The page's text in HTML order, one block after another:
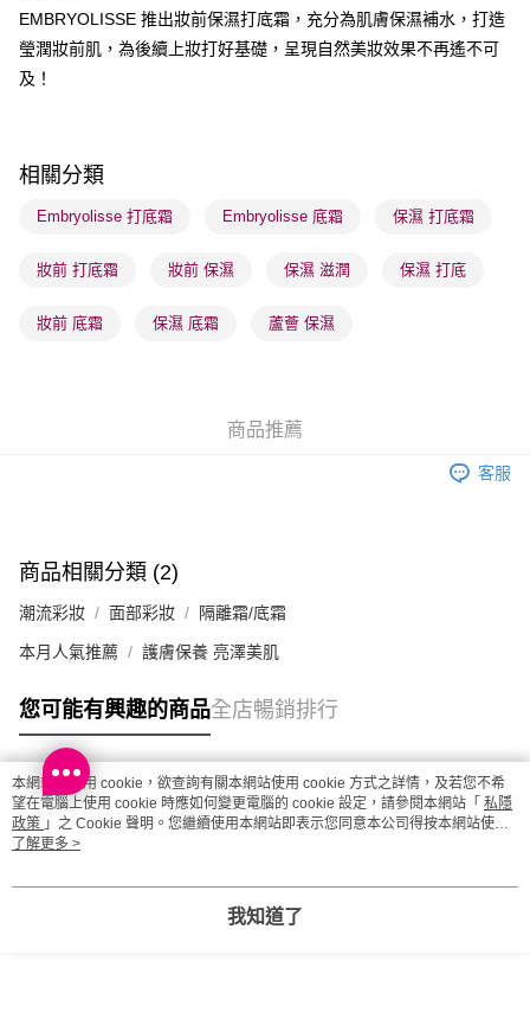
每筆HK$65.00，滿HK$300.00或以上免運費
(香港門市) 只顯示可選門市。確認發貨後2-5個工作天到店，3天內
每筆HK$20.00，滿HK$100.00或以上免運費
(澳門門市) 只顯示可選門市。確認發貨後2-5個工作天到店，3天內
每筆HK$20.00，滿HK$100.00或以上免運費
EMBRYOLISSE 推出妝前保濕打底霜，充分為肌膚保濕補水，打造
瑩潤妝前肌，為後續上妝打好基礎，呈現自然美妝效果不再遙不可
及！
相關分類
Embryolisse 打底霜 Embryolisse 底霜 保濕 打底霜
妝前 打底霜 妝前 保濕 保濕 滋潤 保濕 打底
妝前 底霜 保濕 底霜 蘆薈 保濕
商品推薦
客服
商品相關分類 (2)
潮流彩妝 面部彩妝 隔離霜/底霜
本月人氣推薦 護膚保養 亮澤美肌
您可能有興趣的商品全店暢銷排行
熱門標籤
熱銷排行
本網站中使用 cookie，欲查詢有關本網站使用 cookie 方式之詳情，及若您不希
望在電腦上使用 cookie 時應如何變更電腦的 cookie 設定，請參閱本網站「 私隱
政策 」之 Cookie 聲明。您繼續使用本網站即表示您同意本公司得按本網站使用
條款之 Cookie 聲明使用 cookie。
了解更多 >
我知道了